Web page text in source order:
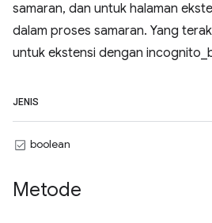
samaran, dan untuk halaman
dalam proses samaran. Yang
untuk ekstensi dengan
JENIS
boolean
Metode